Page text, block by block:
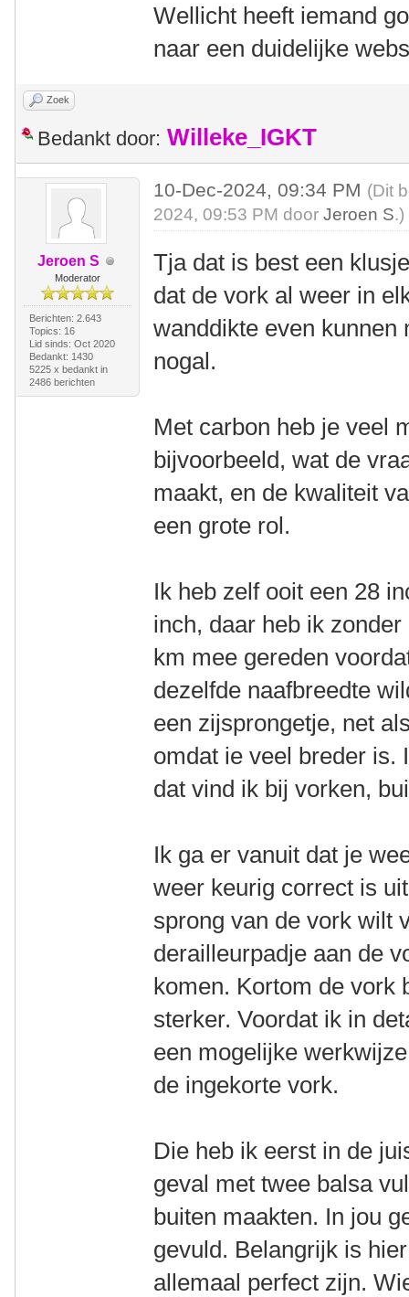
Wellicht heeft iemand
naar een duidelijke
Zoek
Bedankt door: Willeke_IGKT
Jeroen S
Moderator
Berichten: 2.643
Topics: 16
Lid sinds: Oct 2020
Bedankt: 1430
5225 x bedankt in
2486 berichten
10-Dec-2024, 09:34 PM (Dit
2024, 09:53 PM doorJeroen S.)
Tja dat is best een
dat de vork al weer in
wanddikte even
nogal.
Met carbon heb je veel
bijvoorbeeld, wat de
maakt, en de kwaliteit
een grote rol.
Ik heb zelf ooit een 28
inch, daar heb ik
km mee gereden
dezelfde naafbreedte
een zijsprongetje, net
omdat ie veel breder is.
dat vind ik bij vorken,
Ik ga er vanuit dat je
weer keurig correct is
sprong van de vork wilt
derailleurpadje aan de
komen. Kortom de vork
sterker. Voordat ik in
een mogelijke
de ingekorte vork.
Die heb ik eerst in de
geval met twee balsa
buiten maakten. In jou
gevuld. Belangrijk is
allemaal perfect zijn.